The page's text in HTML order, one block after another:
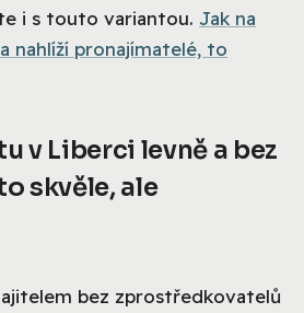
i s touto variantou. Jak na
nahlíží pronajímatelé, to
v Liberci levně a bez
skvěle, ale
bez zprostředkovatelů